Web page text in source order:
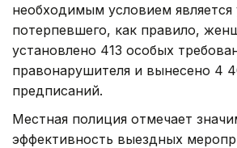
необходимым условием является
потерпевшего, как правило,
установлено 413 особых
правонарушителя и вынесено 4
предписаний.
Местная полиция отмечает
эффективность выездных